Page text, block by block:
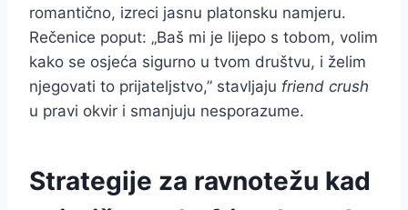
romantično, izreci jasnu platonsku namjeru.
Rečenice poput: „Baš mi je lijepo s tobom, volim
kako se osjeća sigurno u tvom društvu, i želim
njegovati to prijateljstvo,” stavljaju friend crush
u pravi okvir i smanjuju nesporazume.
Strategije za ravnotežu kad